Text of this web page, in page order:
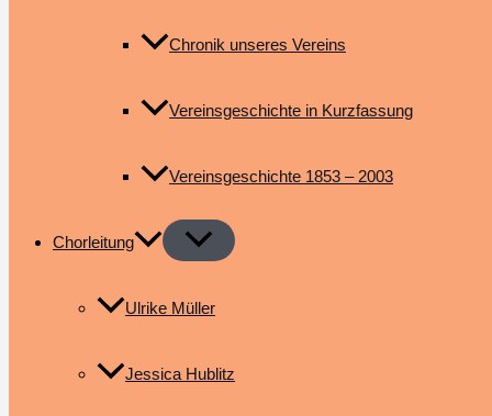
Chronik unseres Vereins
Vereinsgeschichte in Kurzfassung
Vereinsgeschichte 1853 – 2003
Chorleitung
Ulrike Müller
Jessica Hublitz